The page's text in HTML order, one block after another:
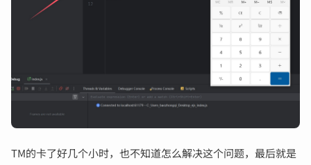
TM的卡了好几个小时，也不知道怎么解决这个问题，最后就是